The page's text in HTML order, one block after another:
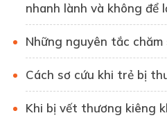
nhanh lành và không để
Những nguyên tắc
Cách sơ cứu khi trẻ bị
Khi bị vết thương kiêng